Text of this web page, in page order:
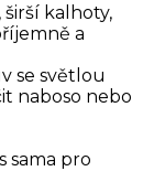
kalhoty,
a
se světlou
naboso nebo
sama pro